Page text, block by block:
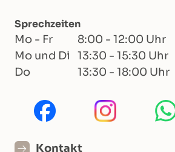
Sprechzeiten
Mo - Fr
8:00 - 12:00 Uhr
Mo und Di
13:30 - 15:30 Uhr
Do
13:30 - 18:00 Uhr
Kontakt